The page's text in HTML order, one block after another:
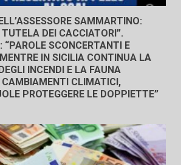
SAMMARTINO:
DEI CACCIATORI”.
“PAROLE SCONCERTANTI E
IN SICILIA CONTINUA LA
INCENDI E LA FAUNA
CLIMATICI,
PROTEGGERE LE DOPPIETTE”